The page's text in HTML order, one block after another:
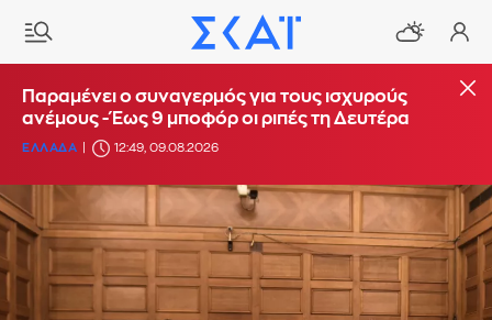
Παραμένει ο συναγερμός για τους ισχυρούς
ανέμους - Έως 9 μποφόρ οι ριπές τη Δευτέρα
ΕΛΛΑΔΑ 12:49, 09.08.2026